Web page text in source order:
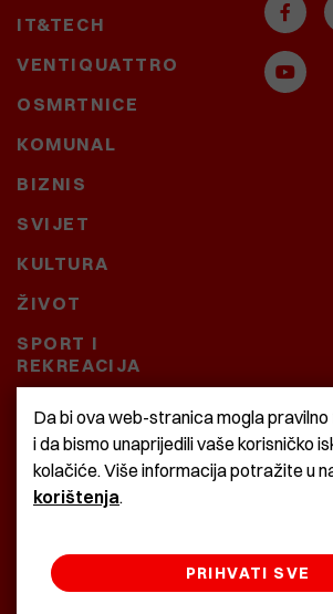
IT&TECH
VENTIQUATTRO
OSMRTNICE
KOMUNAL
BIZNIS
SVIJET
KULTURA
ŽIVOT
SPORT I
REKREACIJA
BAŠTARDINI I PRAVI
KRASNA ZEMLJA
Da bi ova web-stranica mogla
i da bismo unaprijedili vaše korisničko
kolačiće. Više informacija potražite u
korištenja.
PRIHVATI SVE